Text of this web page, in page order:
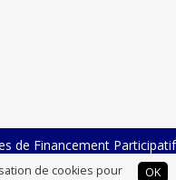
de cookies pour OK
de Financement Participatif
Participatif n°